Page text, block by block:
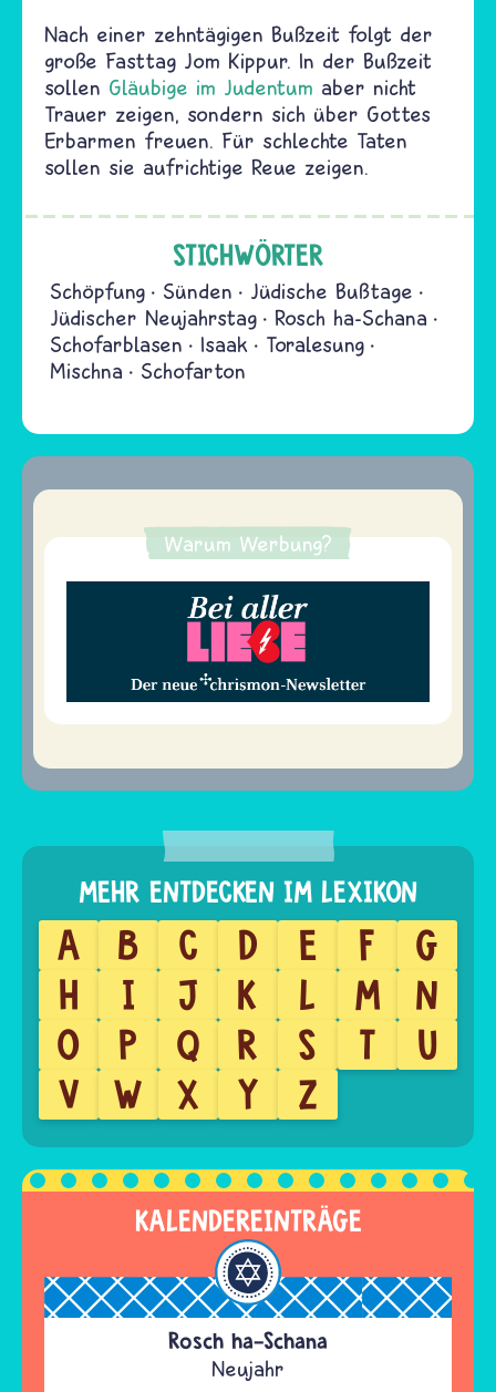
Nach einer zehntägigen Bußzeit folgt der
große Fasttag Jom Kippur. In der Bußzeit
sollen Gläubige im Judentum aber nicht
Trauer zeigen, sondern sich über Gottes
Erbarmen freuen. Für schlechte Taten
sollen sie aufrichtige Reue zeigen.
STICHWÖRTER
Schöpfung Sünden
Jüdische Bußtage
Jüdischer Neujahrstag
Rosch ha-Schana
Schofarblasen
Isaak
Toralesung
Mischna
Schofarton
Warum Werbung?
A B C D E F
G
H
I J K L M
N
O
P Q R S T
U
V
W X Y Z
KALENDEREINTRÄGE
Rosch ha-Schana
Neujahr